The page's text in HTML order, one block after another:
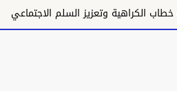
السلم الاجتماعي تكريس